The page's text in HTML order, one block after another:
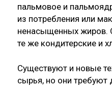
пальмовое и
из потребления или
ненасыщенных жиров.
те же кондитерские и
Существуют и новые
сырья, но они требуют